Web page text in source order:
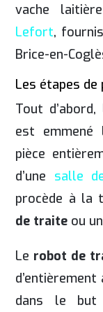
vache
Lefort,
Brice-en-
Les étapes
Tout
est
pièce
d’une salle
procède à la
de traite ou
Le robot de
dans le but